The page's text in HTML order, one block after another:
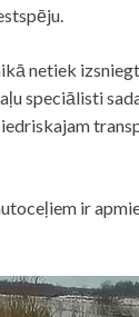
netiek
speciālisti
ir